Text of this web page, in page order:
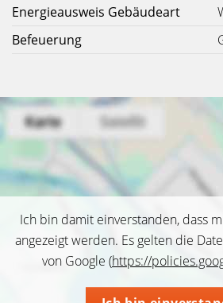
Energieausweis Gebäudeart
Befeuerung
Ich bin damit einverstanden, dass
angezeigt werden. Es gelten die
von Google (https://